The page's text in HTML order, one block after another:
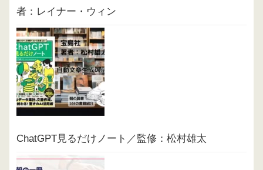
者：レイナー・ウィン
ChatGPT見るだけノート／監修：松村雄太